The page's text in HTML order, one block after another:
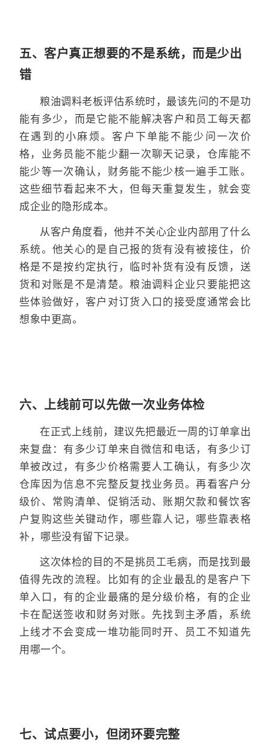
五、客户真正想要的不是系统，而是少出
错
粮油调料老板评估系统时，最该先问的不是功
能有多少，而是它能不能解决客户和员工每天都
在遇到的小麻烦。客户下单能不能少问一次价
格，业务员能不能少翻一次聊天记录，仓库能不
能少等一次确认，财务能不能少核一遍手工账。
这些细节看起来不大，但每天重复发生，就会变
成企业的隐形成本。
从客户角度看，他并不关心企业内部用了什么
系统。他关心的是自己报的货有没有被接住，价
格是不是按约定执行，临时补货有没有反馈，送
货和对账是不是清楚。粮油调料企业只要能把这
些体验做好，客户对订货入口的接受度通常会比
想象中更高。
六、上线前可以先做一次业务体检
在正式上线前，建议先把最近一周的订单拿出
来复盘：有多少订单来自微信和电话，有多少订
单被改过，有多少价格需要人工确认，有多少次
仓库因为信息不完整反复找业务员。再看客户分
级价、常购清单、促销活动、账期欠款和餐饮客
户复购这些关键动作，哪些靠人记，哪些靠表格
补，哪些没有留下记录。
这次体检的目的不是挑员工毛病，而是找到最
值得先改的流程。比如有的企业最乱的是客户下
单入口，有的企业最痛的是分级价格，有的企业
卡在配送签收和财务对账。先找到主矛盾，系统
上线才不会变成一堆功能同时开、员工不知道先
用哪一个。
七、试点要小，但闭环要完整